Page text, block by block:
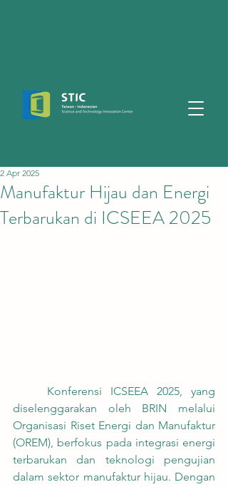
Manufaktur Hijau dan Energi
Terbarukan di ICSEEA 2025
2 Apr 2025
diselenggarakan oleh BRIN melalui
Organisasi Riset Energi dan Manufaktur
(OREM), berfokus pada integrasi energi
terbarukan dan teknologi pengujian
dalam sektor manufaktur hijau. Dengan